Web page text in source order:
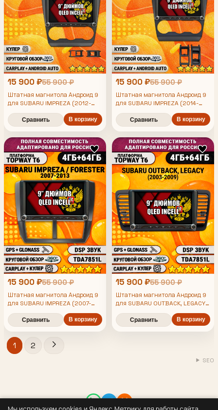
15 900 ₽55 900 ₽
Штатная магнитола Андроид 9
для SUBARU IMPREZA (2012-
XV, рамка черная матовая,
4/64гб, DSP, 360 обзор,
беспроводной CarPlay и Android
Auto, GPS и ГЛОНАСС
Сравнить В корзину
15 900 ₽55 900 ₽
Штатная магнитола Андроид 9
для SUBARU IMPREZA (2014-
XV, рамка черная матовая,
4/64гб, DSP, 360 обзор,
беспроводной CarPlay и Android
Auto, GPS и ГЛОНАСС
Сравнить В корзину
15 900 ₽55 900 ₽
Штатная магнитола Андроид 9
для SUBARU IMPREZA (2007-
4/64гб, DSP, 360 обзор,
беспроводной CarPlay и Android
Auto, GPS и ГЛОНАСС
Сравнить В корзину
15 900 ₽55 900 ₽
Штатная магнитола Андроид 9
для SUBARU OUTBACK, LEGACY
(2003-2009), 4/64гб, DSP, 360
обзор, беспроводной CarPlay и
Android Auto, GPS и ГЛОНАСС
Сравнить В корзину
1 2
SEO